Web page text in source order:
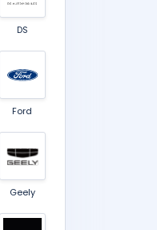
DS
Ford
Geely